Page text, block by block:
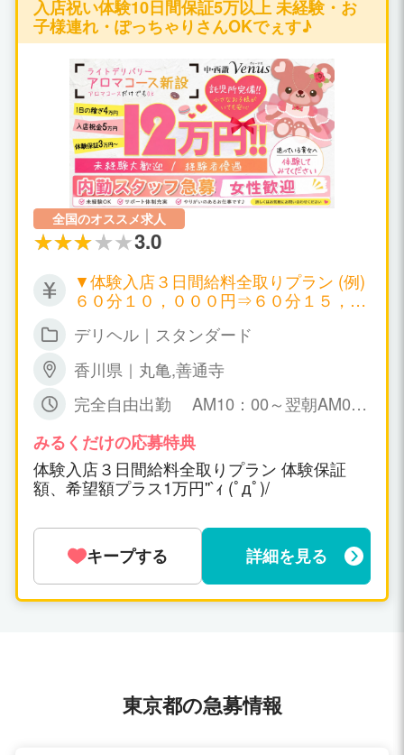
入店祝い体験10日間保証5万以上 未経験・お
子様連れ・ぽっちゃりさんOKでぇす♪
全国のオススメ求人
3.0
▼体験入店３日間給料全取りプラン (例)
６０分１０，０００円⇒６０分１５，０
０００円以上可 ▼月給１００万円以上可
万が一、暇な場合も保証給が出ます。永
久保証。 日給５０，０００円～１００，
０００円保証可能！ ▼一日だけの体験入
店ＯＫ！(体験入店給料全取り期間あ
り！) ▼オプション料金、チップ等は10
0％女の子取り。
デリヘル｜スタンダード
香川県｜丸亀,善通寺
完全自由出勤 AM10：00～翌朝AM0
も女の子の自由です！
みるくだけの応募特典
体験入店３日間給料全取りプラン 体験保証
額、希望額プラス1万円''`ｨ (ﾟдﾟ)/
キープする 詳細を見る
東京都の急募情報